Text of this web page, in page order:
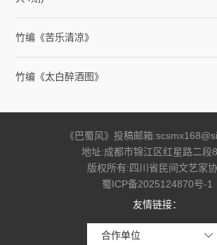
竹编《苦乐清凉》
竹编《太白醉酒图》
《巴蜀风》投稿邮箱
地址:成都市锦江区红星路二段
版权所有:四川省民间文艺家
蜀ICP备2025124870号-1
友情链接：
合作单位 